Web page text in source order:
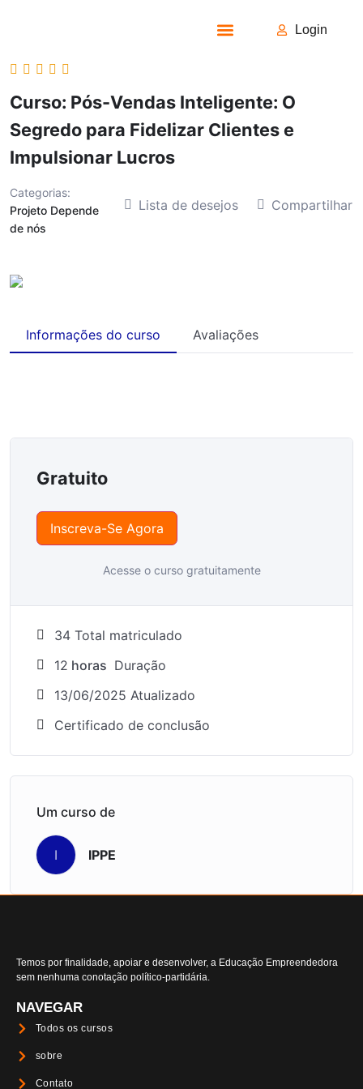
Login
Curso: Pós-Vendas Inteligente: O
Segredo para Fidelizar Clientes e
Impulsionar Lucros
Categorias:
Projeto Depende
de nós
Lista de desejos Compartilhar
Informações do curso Avaliações
Gratuito
Inscreva-Se Agora
Acesse o curso gratuitamente
34 Total matriculado
12 horas Duração
13/06/2025 Atualizado
Certificado de conclusão
Um curso de
I IPPE
Temos por finalidade, apoiar e desenvolver, a Educação Empreendedora
sem nenhuma conotação político-partidária.
NAVEGAR
Todos os cursos
sobre
Contato